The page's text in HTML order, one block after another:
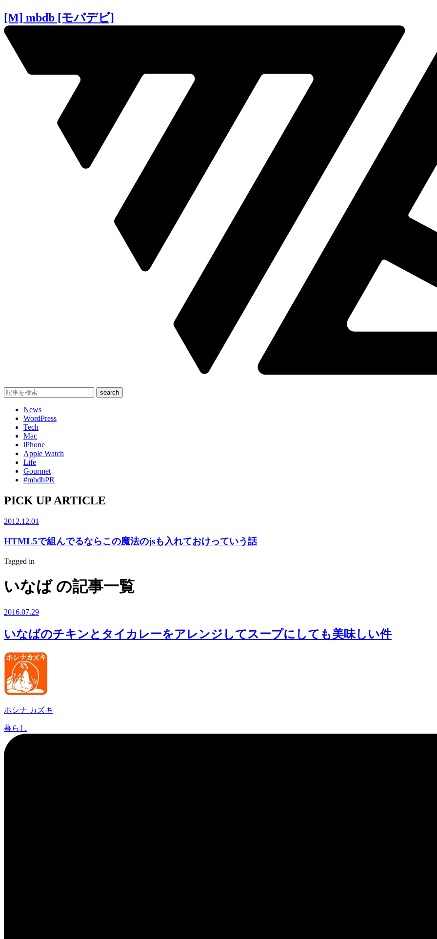
[M] mbdb [モバデビ]
News
WordPress
Tech
Mac
iPhone
Apple Watch
Life
Gourmet
#mbdbPR
PICK UP ARTICLE
2012.12.01
HTML5で組んでるならこの魔法のjsも入れておけっていう話
Tagged in
いなば の記事一覧
2016.07.29
いなばのチキンとタイカレーをアレンジしてスープにしても美味しい件
ホシナ カズキ
暮らし